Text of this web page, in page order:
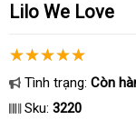
Lilo We Love
Tình trạng: Còn
Sku: 3220